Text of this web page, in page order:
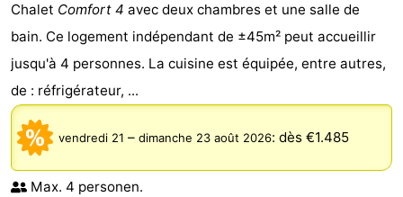
Chalet Comfort 4 avec deux chambres et une salle de
bain. Ce logement indépendant de ±45m² peut accueillir
jusqu'à 4 personnes. La cuisine est équipée, entre autres,
de : réfrigérateur, ...
vendredi 21 – dimanche 23 août 2026: dès €1.485
Max. 4 personen.